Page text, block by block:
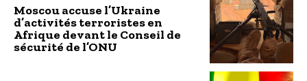
Moscou accuse l’Ukraine
d’activités terroristes en
Afrique devant le Conseil de
sécurité de l’ONU